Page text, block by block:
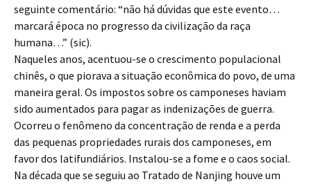
seguinte comentário: “não há dúvidas que este evento…
marcará época no progresso da civilização da raça
humana…” (sic).
Naqueles anos, acentuou-se o crescimento populacional
chinês, o que piorava a situação econômica do povo, de uma
maneira geral. Os impostos sobre os camponeses haviam
sido aumentados para pagar as indenizações de guerra.
Ocorreu o fenômeno da concentração de renda e a perda
das pequenas propriedades rurais dos camponeses, em
favor dos latifundiários. Instalou-se a fome e o caos social.
Na década que se seguiu ao Tratado de Nanjing houve um